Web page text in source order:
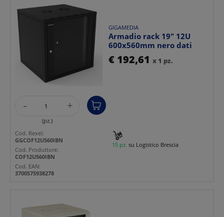
GIGAMEDIA
Armadio rack 19" 12U
600x560mm nero dati
€ 192,61 x 1 pz.
- +
(pz.)
15 pz. su Logistico Brescia
Cod. Rexel:
GGCOF12U560IBN
Cod. Produttore:
COF12U560IBN
Cod. EAN:
3700575938278